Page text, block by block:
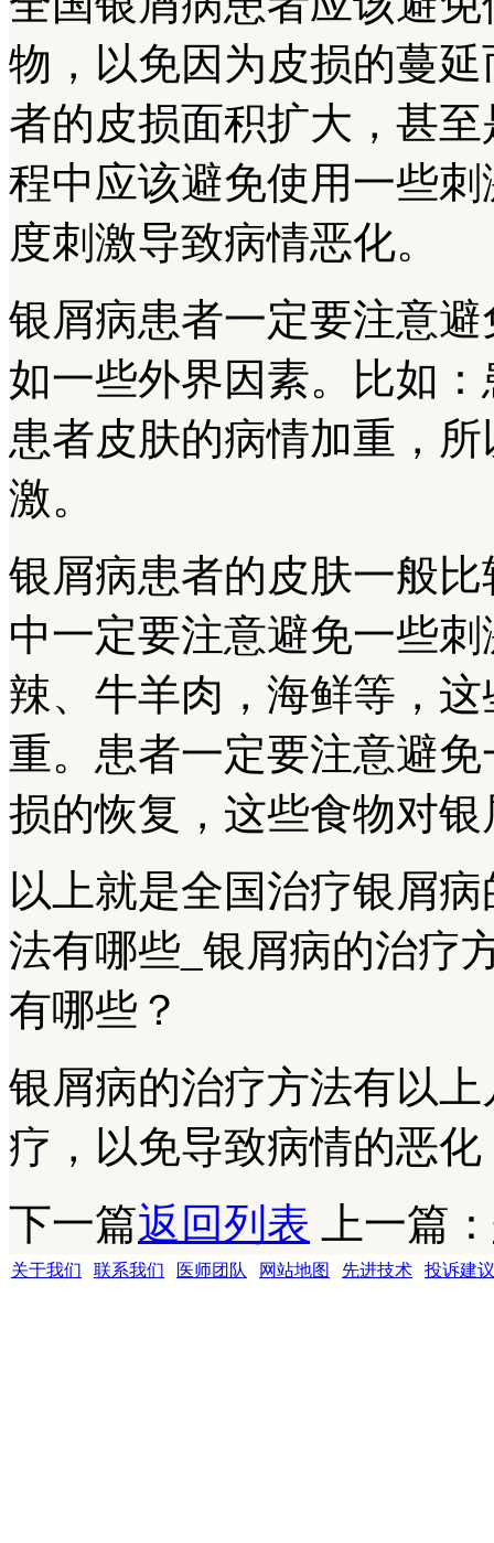
物，以免因为皮损的蔓
者的皮损面积扩大，甚
程中应该避免使用一些
度刺激导致病情恶化。
银屑病患者一定要注意
如一些外界因素。比如
患者皮肤的病情加重，
激。
银屑病患者的皮肤一般
中一定要注意避免一些
辣、牛羊肉，海鲜等，
重。患者一定要注意避
损的恢复，这些食物对
以上就是全国治疗银屑
法有哪些_银屑病的治疗
有哪些？
银屑病的治疗方法有以
疗，以免导致病情的恶
下一篇返回列表 上一篇：
关于我们 联系我们 医师团队 网站地图 先进技术
投诉建议